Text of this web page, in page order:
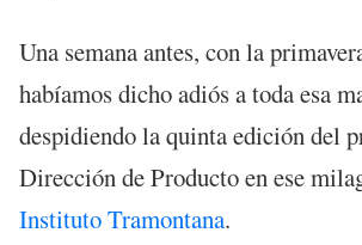
Una semana antes, con la
habíamos dicho adiós a toda esa
despidiendo la quinta edición del
Dirección de Producto en ese
Instituto Tramontana.